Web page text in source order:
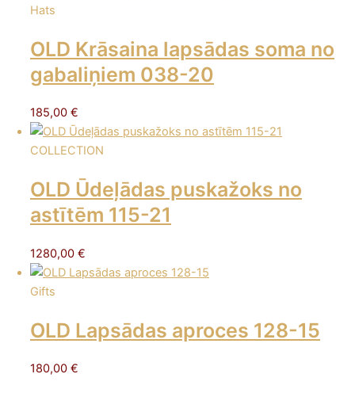
Hats
OLD Krāsaina lapsādas soma no
gabaliņiem 038-20
185,00 €
COLLECTION
OLD Ūdeļādas puskažoks no
astītēm 115-21
1280,00 €
Gifts
OLD Lapsādas aproces 128-15
180,00 €